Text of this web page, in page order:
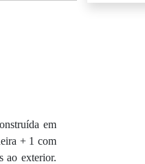
em
+ 1 com
ao exterior.